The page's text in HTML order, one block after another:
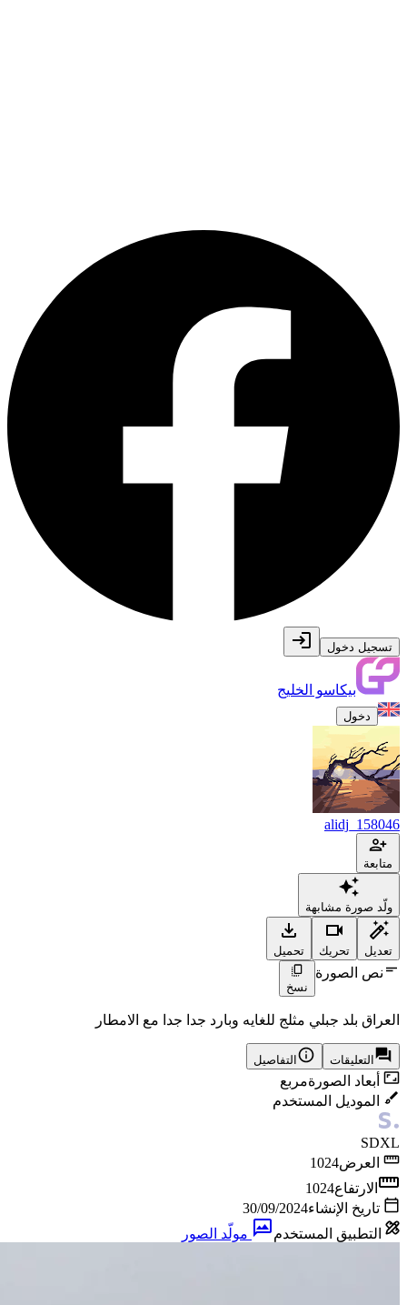
تسجيل دخول
بيكاسو الخليج
دخول
alidj_158046
متابعة
ولّد صورة مشابهة
تعديل تحريك تحميل
نص الصورة
نسخ
العراق بلد جبلي مثلج للغايه وبارد جدا جدا مع الامطار
التعليقات التفاصيل
أبعاد الصورةمربع
الموديل المستخدم
SDXL
العرض1024
الارتفاع1024
تاريخ الإنشاء30/09/2024
التطبيق المستخدم
مولّد الصور